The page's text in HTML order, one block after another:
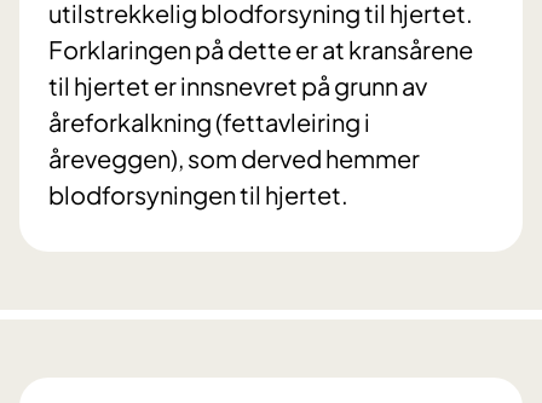
utilstrekkelig blodforsyning til hjertet.
Forklaringen på dette er at kransårene
til hjertet er innsnevret på grunn av
åreforkalkning (fettavleiring i
åreveggen), som derved hemmer
blodforsyningen til hjertet.